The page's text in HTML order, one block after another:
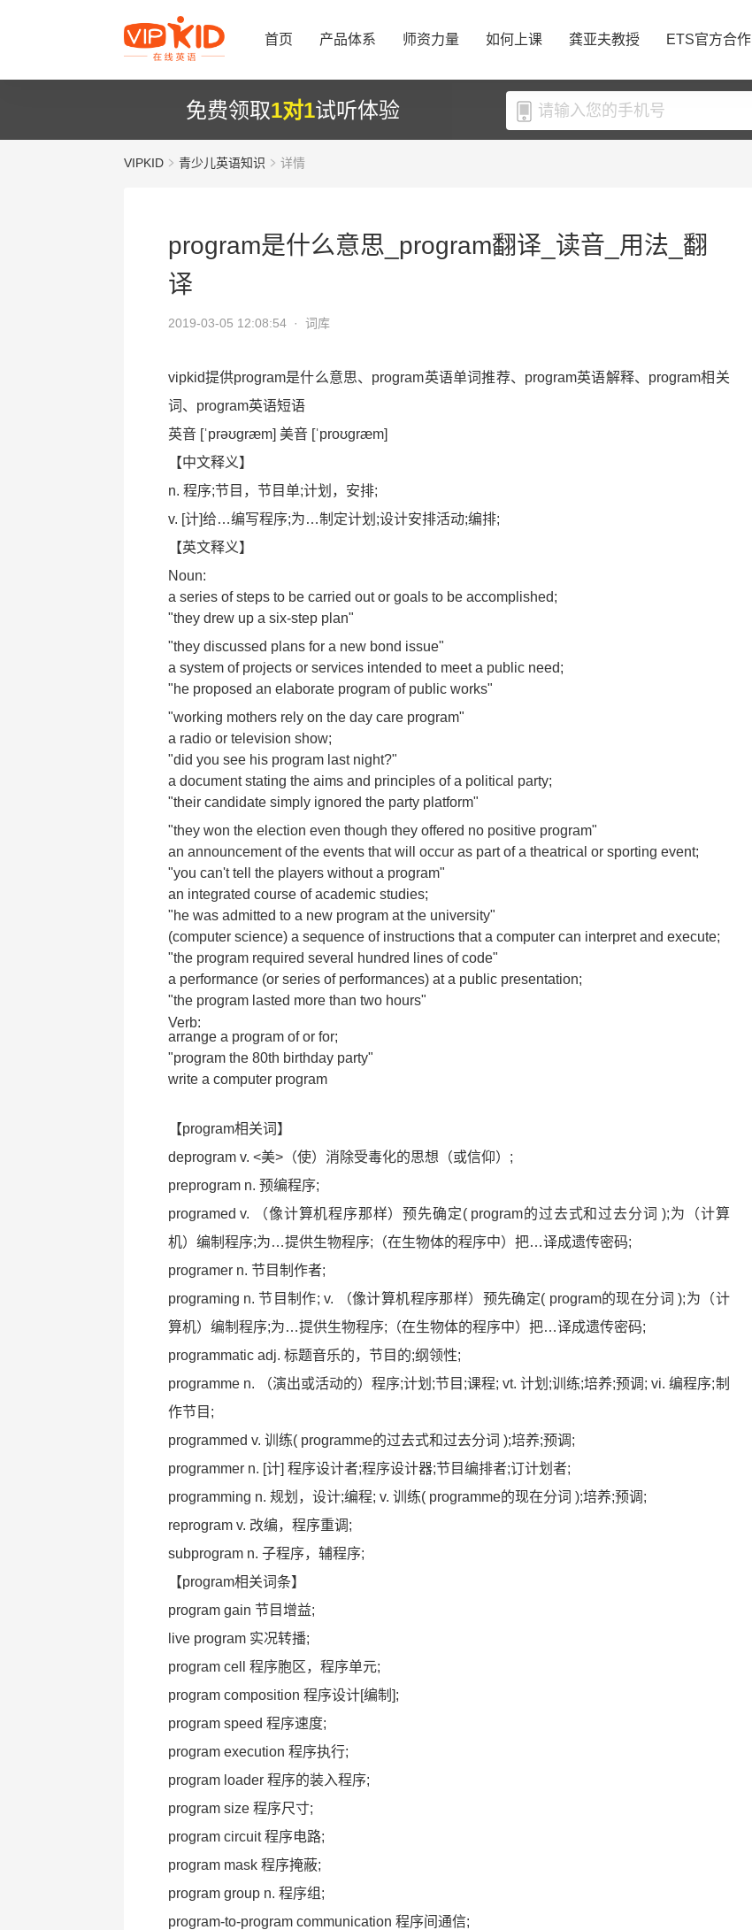
首页 产品体系 师资力量 如何上课 龚亚夫教授 ETS官方合作
免费领取1对1试听体验
VIPKID 青少儿英语知识 详情
program是什么意思_program翻译_读音_用法_翻
译
2019-03-05 12:08:54 · 词库
vipkid提供program是什么意思、program英语单词推荐、program英语解释、program相关
词、program英语短语
英音 [ˈprəʊgræm] 美音 [ˈproʊgræm]
【中文释义】
n. 程序;节目，节目单;计划，安排;
v. [计]给…编写程序;为…制定计划;设计安排活动;编排;
【英文释义】
Noun:
a series of steps to be carried out or goals to be accomplished;
"they drew up a six-step plan"
"they discussed plans for a new bond issue"
a system of projects or services intended to meet a public need;
"he proposed an elaborate program of public works"
"working mothers rely on the day care program"
a radio or television show;
"did you see his program last night?"
a document stating the aims and principles of a political party;
"their candidate simply ignored the party platform"
"they won the election even though they offered no positive program"
an announcement of the events that will occur as part of a theatrical or sporting event;
"you can't tell the players without a program"
an integrated course of academic studies;
"he was admitted to a new program at the university"
(computer science) a sequence of instructions that a computer can interpret and execute;
"the program required several hundred lines of code"
a performance (or series of performances) at a public presentation;
"the program lasted more than two hours"
Verb:
arrange a program of or for;
"program the 80th birthday party"
write a computer program
【program相关词】
deprogram v. <美>（使）消除受毒化的思想（或信仰）;
preprogram n. 预编程序;
programed v. （像计算机程序那样）预先确定( program的过去式和过去分词 );为（计算
机）编制程序;为…提供生物程序;（在生物体的程序中）把…译成遗传密码;
programer n. 节目制作者;
programing n. 节目制作; v. （像计算机程序那样）预先确定( program的现在分词 );为（计
算机）编制程序;为…提供生物程序;（在生物体的程序中）把…译成遗传密码;
programmatic adj. 标题音乐的，节目的;纲领性;
programme n. （演出或活动的）程序;计划;节目;课程; vt. 计划;训练;培养;预调; vi. 编程序;制
作节目;
programmed v. 训练( programme的过去式和过去分词 );培养;预调;
programmer n. [计] 程序设计者;程序设计器;节目编排者;订计划者;
programming n. 规划，设计;编程; v. 训练( programme的现在分词 );培养;预调;
reprogram v. 改编，程序重调;
subprogram n. 子程序，辅程序;
【program相关词条】
program gain 节目增益;
live program 实况转播;
program cell 程序胞区，程序单元;
program composition 程序设计[编制];
program speed 程序速度;
program execution 程序执行;
program loader 程序的装入程序;
program size 程序尺寸;
program circuit 程序电路;
program mask 程序掩蔽;
program group n. 程序组;
program-to-program communication 程序间通信;